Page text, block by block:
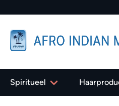
Spiritueel